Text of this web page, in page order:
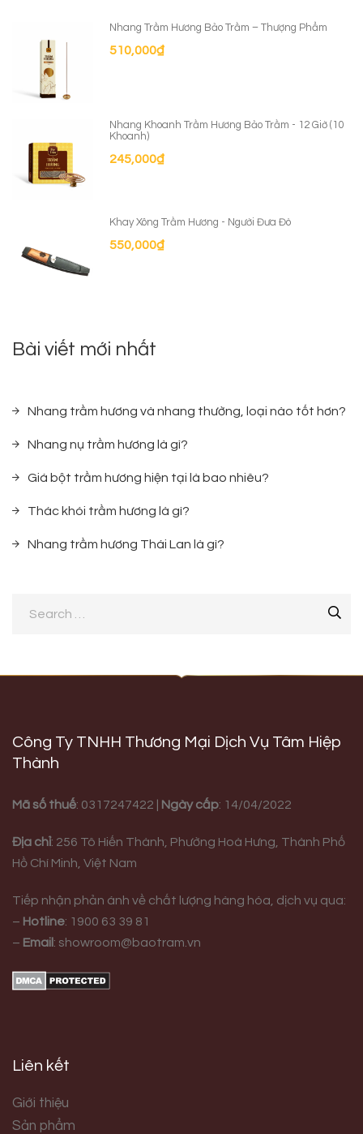
Nhang Trầm Hương Bảo Trầm – Thượng Phẩm
510,000₫
Nhang Khoanh Trầm Hương Bảo Trầm - 12 Giờ (10
Khoanh)
245,000₫
Khay Xông Trầm Hương - Người Đưa Đò
550,000₫
Bài viết mới nhất
Nhang trầm hương và nhang thường, loại nào tốt hơn?
Nhang nụ trầm hương là gì?
Giá bột trầm hương hiện tại là bao nhiêu?
Thác khói trầm hương là gì?
Nhang trầm hương Thái Lan là gì?
Công Ty TNHH Thương Mại Dịch Vụ Tâm Hiệp
Thành
Mã số thuế: 0317247422 | Ngày cấp: 14/04/2022
Địa chỉ: 256 Tô Hiến Thành, Phường Hoà Hưng, Thành Phố
Hồ Chí Minh, Việt Nam
Tiếp nhận phản ánh về chất lượng hàng hóa, dịch vụ qua:
– Hotline: 1900 63 39 81
– Email : showroom@baotram.vn
Liên kết
Giới thiệu
Sản phẩm